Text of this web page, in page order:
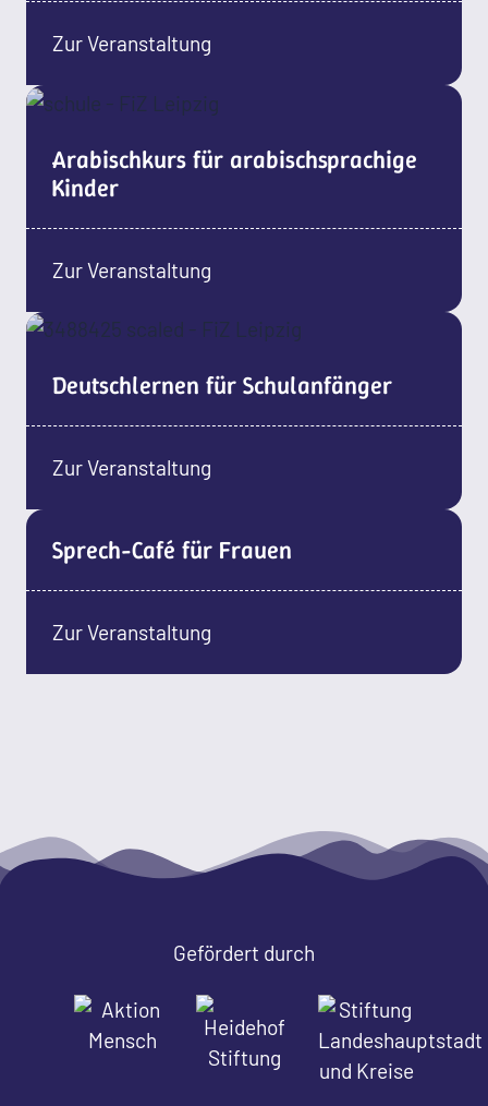
Zur Veranstaltung
Arabischkurs für arabischsprachige
Kinder
Zur Veranstaltung
Deutschlernen für Schulanfänger
Zur Veranstaltung
Sprech-Café für Frauen
Zur Veranstaltung
Gefördert durch